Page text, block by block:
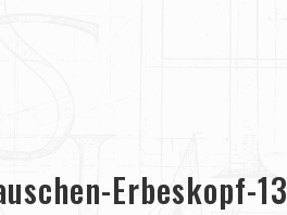
Erbeskopf-13